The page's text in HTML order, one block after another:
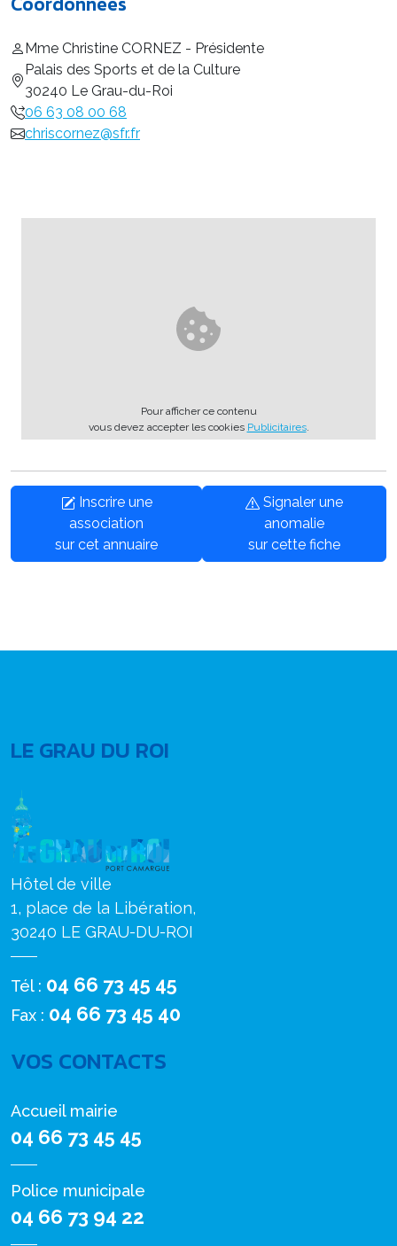
Mme Christine CORNEZ - Présidente
Palais des Sports et de la Culture
30240 Le Grau-du-Roi
06 63 08 00 68
chriscornez@sfr.fr
Pour afficher ce contenu
vous devez accepter les cookies Publicitaires.
Inscrire une
association
sur cet annuaire
Signaler une
anomalie
sur cette fiche
LE GRAU DU ROI
Hôtel de ville
1, place de la Libération,
30240 LE GRAU-DU-ROI
Tél : 04 66 73 45 45
Fax : 04 66 73 45 40
VOS CONTACTS
Accueil mairie
04 66 73 45 45
Police municipale
04 66 73 94 22